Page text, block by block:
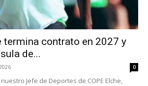
termina contrato en 2027 y
de...
0
Jefe de Deportes de COPE Elche,